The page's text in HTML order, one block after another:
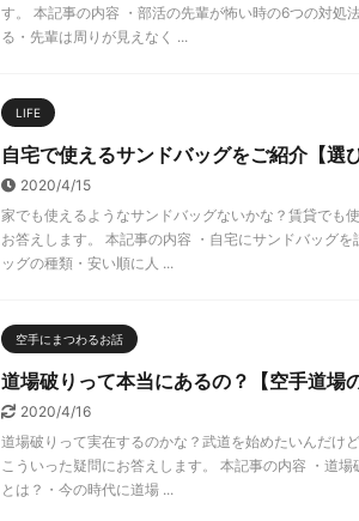
す。 本記事の内容 ・部活の先輩が怖い時の6つの対処
る・先輩は周りが見えなく ...
LIFE
自宅で使えるサンドバッグをご紹介【選
2020/4/15
家でも使えるようなサンドバッグないかな？賃貸でも
お答えします。 本記事の内容 ・自宅にサンドバッグ
ッグの種類・安い順に人 ...
空手にまつわるお話
道場破りって本当にあるの？【空手道場
2020/4/16
道場破りって実在するのかな？武道を始めたいんだけ
こういった疑問にお答えします。 本記事の内容 ・道
とは？・今の時代に道場 ...